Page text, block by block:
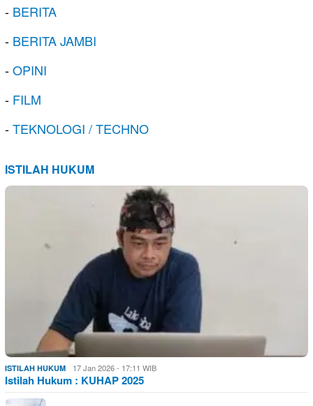
- BERITA
- BERITA JAMBI
-OPINI
- FILM
-TEKNOLOGI / TECHNO
ISTILAH HUKUM
ISTILAH HUKUM 17 Jan 2026 - 17:11 WIB
Istilah Hukum : KUHAP 2025